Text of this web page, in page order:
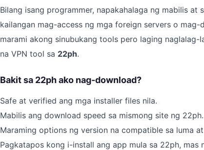
Bilang isang programmer, napakahalaga ng mabilis at
kailangan mag-access ng mga foreign servers o
marami akong sinubukang tools pero laging
na VPN tool sa 22ph.
Bakit sa 22ph ako nag-download?
Safe at verified ang mga installer files nila.
Mabilis ang download speed sa mismong site ng 22ph.
Maraming options ng version na compatible sa luma
Pagkatapos kong i-install ang app mula sa 22ph,